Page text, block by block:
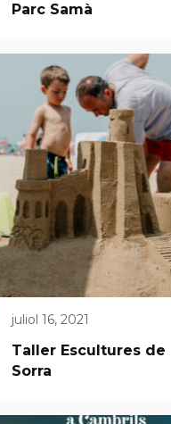
Parc Samà
juliol 16, 2021
Taller Escultures de
Sorra